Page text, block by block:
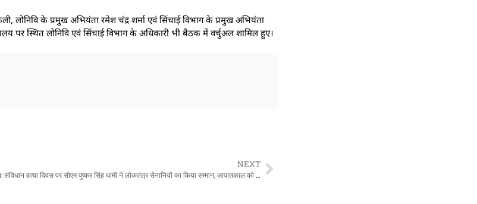
लोनिवि के प्रमुख अभियंता रमेश चंद्र शर्मा एवं सिंचाई विभाग के प्रमुख अभियंता
पर स्थित लोनिवि एवं सिंचाई विभाग के अधिकारी भी बैठक में वर्चुअल शामिल हुए।
NEXT
देहरादून: संविधान हत्या दिवस पर सीएम पुष्कर सिंह धामी ने लोकतंत्र सेनानियों का किया सम्मान, आपातकाल को बताया लोकतंत्र का काला अध्याय